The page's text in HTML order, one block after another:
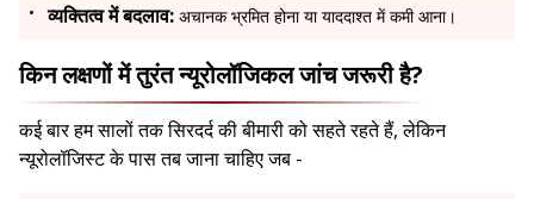
व्यक्तित्व में बदलाव: अचानक भ्रमित होना या याददाश्त में कमी आना।
किन लक्षणों में तुरंत न्यूरोलॉजिकल जांच जरूरी है?
कई बार हम सालों तक सिरदर्द की बीमारी को सहते रहते हैं, लेकिन
न्यूरोलॉजिस्ट के पास तब जाना चाहिए जब -